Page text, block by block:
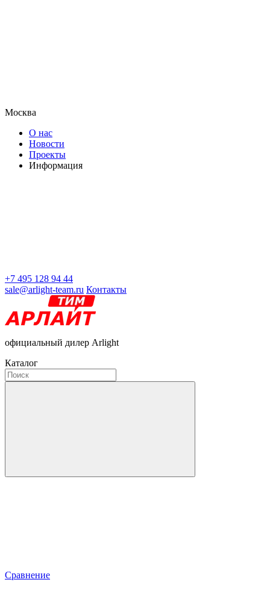
Москва
О нас
Новости
Проекты
Информация
+7 495 128 94 44
sale@arlight-team.ru Контакты
официальный дилер Arlight
Каталог
Сравнение